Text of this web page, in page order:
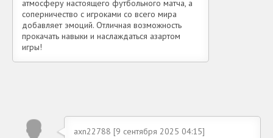
атмосферу настоящего футбольного матча, а
соперничество с игроками со всего мира
добавляет эмоций. Отличная возможность
прокачать навыки и наслаждаться азартом
игры!
axn22788 [9 сентября 2025 04:15]